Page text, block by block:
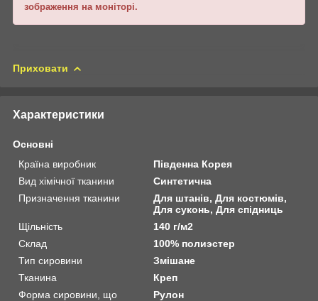
зображення на моніторі.
Приховати
Характеристики
Основні
Країна виробник
Південна Корея
Вид хімічної тканини
Синтетична
Призначення тканини
Для штанів, Для костюмів,
Для суконь, Для спідниць
Щільність
140 г/м2
Склад
100% полиэстер
Тип сировини
Змішане
Тканина
Креп
Форма сировини, що
Рулон